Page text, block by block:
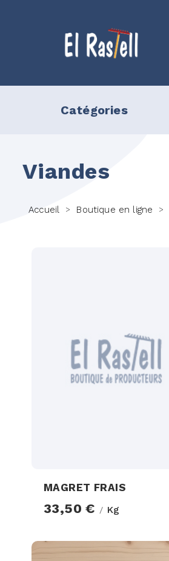
Catégories
Terrine
Viandes
Accueil > Boutique en ligne >
MAGRET FRAIS
33,50 € / Kg